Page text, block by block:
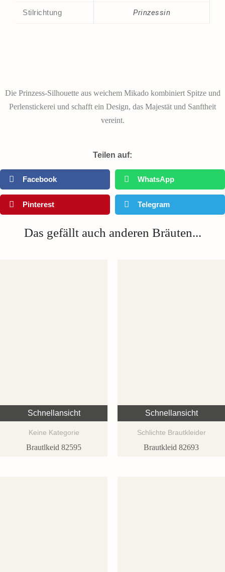
Stilrichtung Prinzessin
Die Prinzess-Silhouette aus weichem Mikado kombiniert Spitze und
Perlenstickerei und schafft ein Design, das Majestät und Sanftheit
vereint.
Teilen auf:
Facebook WhatsApp
Pinterest Telegram
Das gefällt auch anderen Bräuten...
Schnellansicht
Keine Kategorie
Brautlkeid 82595
Schnellansicht
Schlichte Brautkleider
Brautkleid 82693